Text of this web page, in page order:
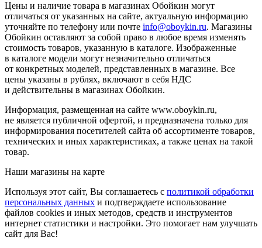
Цены и наличие товара в магазинах Обойкин могут
отличаться от указанных на сайте, актуальную информацию
уточняйте по телефону или почте info@oboykin.ru. Магазины
Обойкин оставляют за собой право в любое время изменять
стоимость товаров, указанную в каталоге. Изображенные
в каталоге модели могут незначительно отличаться
от конкретных моделей, представленных в магазине. Все
цены указаны в рублях, включают в себя НДС
и действительны в магазинах Обойкин.
Информация, размещенная на сайте www.oboykin.ru,
не является публичной офертой, и предназначена только для
информирования посетителей сайта об ассортименте товаров,
технических и иных характеристиках, а также ценах на такой
товар.
Наши магазины на карте
Используя этот сайт, Вы соглашаетесь с политикой обработки
персональных данных и подтверждаете использование
файлов cookies и иных методов, средств и инструментов
интернет статистики и настройки. Это помогает нам улучшать
сайт для Вас!